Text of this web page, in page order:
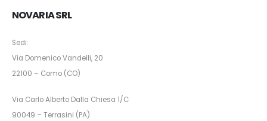
NOVARIA SRL
Sedi:
Via Domenico Vandelli, 20
22100 – Como (CO)
Via Carlo Alberto Dalla Chiesa 1/C
90049 – Terrasini (PA)